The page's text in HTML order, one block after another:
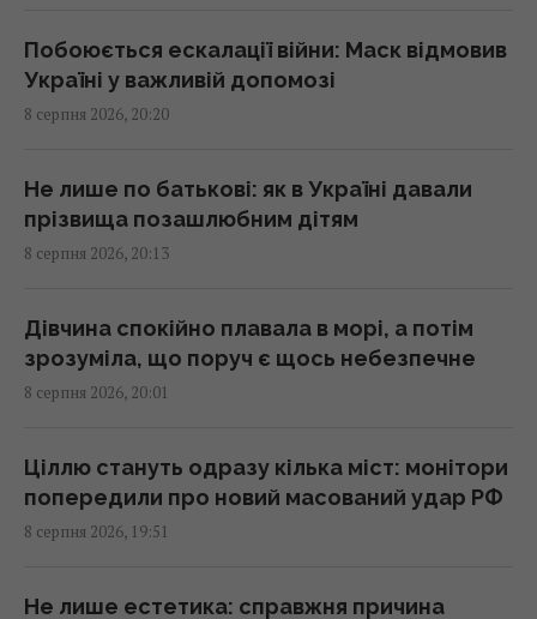
Росіяни похизувалися новим зенітним
дроном, який здатен розвивати швидкість
до 560 км/год
Люди, які народилися в ці місяці,
найуспішніші
В ЄС запропонували нову схему конфіскації
заморожених активів РФ, - FAZ
Маск не дозволив Україні використовувати
Starlink для ударів по Росії, - The Atlantic
Побоюється ескалації війни: Маск відмовив
Україні у важливій допомозі
8 серпня 2026, 20:20
Не лише по батькові: як в Україні давали
прізвища позашлюбним дітям
8 серпня 2026, 20:13
Дівчина спокійно плавала в морі, а потім
зрозуміла, що поруч є щось небезпечне
8 серпня 2026, 20:01
Ціллю стануть одразу кілька міст: монітори
попередили про новий масований удар РФ
8 серпня 2026, 19:51
Не лише естетика: справжня причина